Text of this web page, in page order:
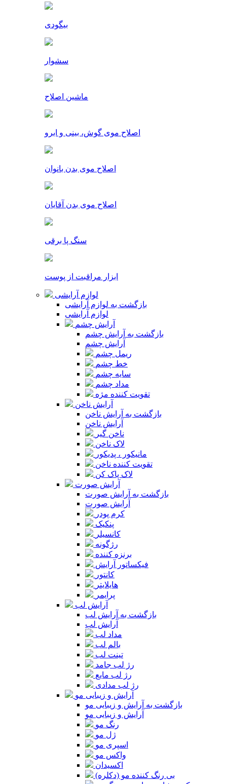
بیگودی
سشوار
ماشین اصلاح
اصلاح موی گوش، بینی و ابرو
اصلاح موی بدن بانوان
اصلاح موی بدن آقایان
سنگ پا برقی
ابزار مراقبت از پوست
لوازم آرایشی
بازگشت به لوازم آرایشی
لوازم آرایشی
آرایش چشم
بازگشت به آرایش چشم
آرایش چشم
ریمل چشم
خط چشم
سایه چشم
مداد چشم
تقویت کننده مژه
آرایش ناخن
بازگشت به آرایش ناخن
آرایش ناخن
ناخن گیر
لاک ناخن
مانیکور ، پدیکور
تقویت کننده ناخن
لاک پاک کن
آرایش صورت
بازگشت به آرایش صورت
آرایش صورت
کرم پودر
پنکیک
کانسیلر
رژگونه
برنزه کننده
فیکساتور آرایش
کانتور
هایلایتر
پرایمر
آرایش لب
بازگشت به آرایش لب
آرایش لب
مداد لب
بالم لب
تینت لب
رژ لب جامد
رژ لب مایع
رژ لب مدادی
آرایش و زیبایی مو
بازگشت به آرایش و زیبایی مو
آرایش و زیبایی مو
رنگ مو
ژل مو
اسپری مو
واکس مو
اکسیدان
بی رنگ کننده مو (دکلره)